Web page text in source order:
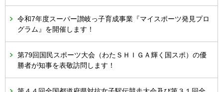
令和7年度スーパー讃岐っ子育成事業『マイスポーツ発見プロ
グラム』を開催します！
第79回国民スポーツ大会（わたＳＨＩＧＡ輝く国スポ）の優
勝者が知事を表敬訪問します！